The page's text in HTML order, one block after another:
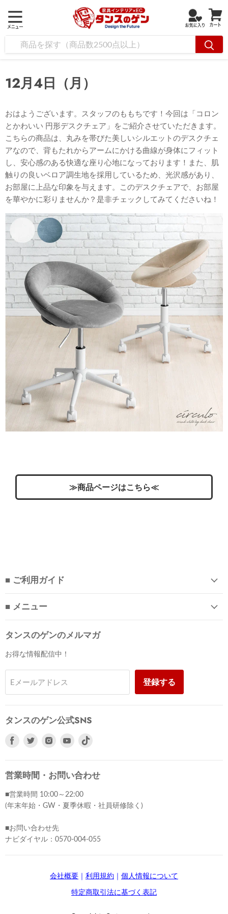
12月4日（月）
おはようございます。スタッフのももちです！今回は「コロン
とかわいい 円形デスクチェア」をご紹介させていただきます。
こちらの商品は、丸みを帯びた美しいシルエットのデスクチェ
アなので、背もたれからアームにかける曲線が身体にフィット
し、安心感のある快適な座り心地になっております！また、肌
触りの良いベロア調生地を採用しているため、光沢感があり、
お部屋に上品な印象を与えます。このデスクチェアで、お部屋
を華やかに彩りませんか？是非チェックしてみてくださいね！
≫商品ページはこちら≪
■ ご利用ガイド
■ メニュー
タンスのゲンのメルマガ
お得な情報配信中！
Eメールアドレス 登録する
タンスのゲン公式SNS
Facebook
つ
て
く
さ
い
Twitter
つ
て
く
さ
い
Instagram
つ
て
く
さ
い
Youtube
つ
て
く
い
営業時間・お問い合わせ
■営業時間 10:00～22:00
(年末年始・GW・夏季休暇・社員研修除く)
■お問い合わせ先
ナビダイヤル：0570-004-055
会社概要 ｜ 利用規約 ｜ 個人情報について
特定商取引法に基づく表記